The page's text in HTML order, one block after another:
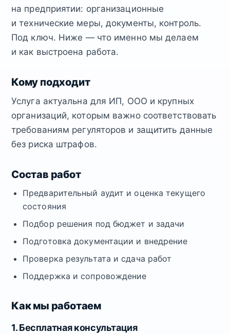
на предприятии: организационные
и технические меры, документы, контроль.
Под ключ. Ниже — что именно мы делаем
и как выстроена работа.
Кому подходит
Услуга актуальна для ИП, ООО и крупных
организаций, которым важно соответствовать
требованиям регуляторов и защитить данные
без риска штрафов.
Состав работ
Предварительный аудит и оценка текущего
состояния
Подбор решения под бюджет и задачи
Подготовка документации и внедрение
Проверка результата и сдача работ
Поддержка и сопровождение
Как мы работаем
1. Бесплатная консультация